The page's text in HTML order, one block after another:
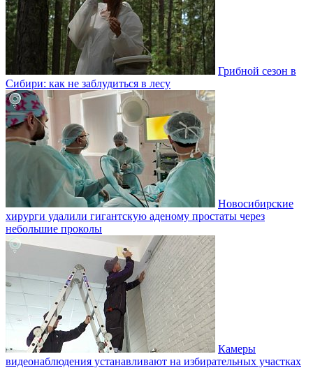
Грибной сезон в
Сибири: как не заблудиться в лесу
Новосибирские
хирурги удалили гигантскую аденому простаты через
небольшие проколы
Камеры
видеонаблюдения устанавливают на избирательных участках